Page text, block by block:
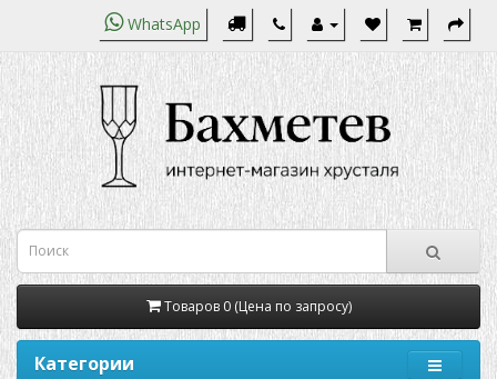
WhatsApp
Товаров 0 (Цена по запросу)
Категории